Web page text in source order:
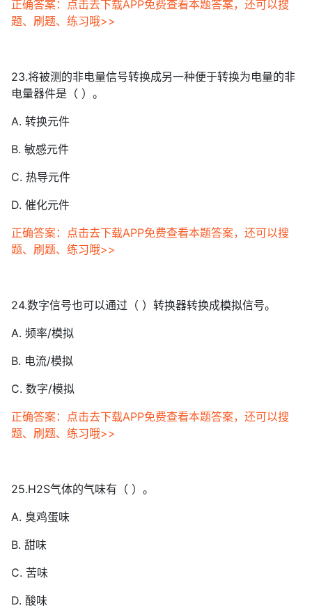
正确答案：点击去下载APP免费查看本题答案，还可以搜
题、刷题、练习哦>>
23.将被测的非电量信号转换成另一种便于转换为电量的非
电量器件是（ ）。
A. 转换元件
B. 敏感元件
C. 热导元件
D. 催化元件
正确答案：点击去下载APP免费查看本题答案，还可以搜
题、刷题、练习哦>>
24.数字信号也可以通过（ ）转换器转换成模拟信号。
A. 频率/模拟
B. 电流/模拟
C. 数字/模拟
正确答案：点击去下载APP免费查看本题答案，还可以搜
题、刷题、练习哦>>
25.H2S气体的气味有（ ）。
A. 臭鸡蛋味
B. 甜味
C. 苦味
D. 酸味